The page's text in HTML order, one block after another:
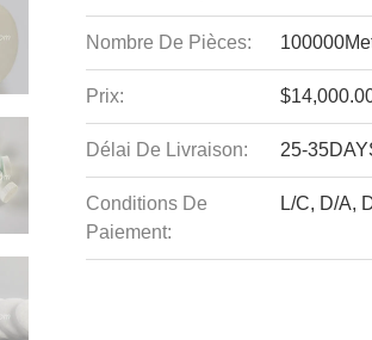
Nombre De Pièces:
Prix:
Délai De Livraison: 25-
Conditions De
Paiement:
L/C, D/A,